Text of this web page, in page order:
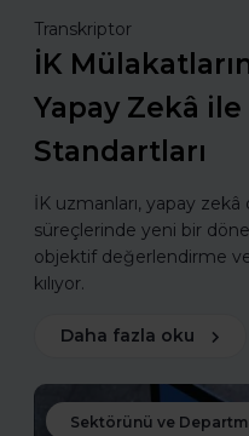
Transkriptor
İK
Yapay Zekâ
Standartları
İK uzmanları, yapay
süreçlerinde yeni bir
objektif değerlendirme
kılıyor.
Daha fazla oku
Sektörünü ve